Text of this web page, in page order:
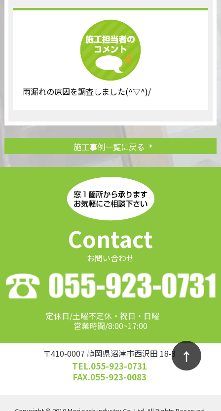
雨漏れの原因を調査しました(^▽^)/
施工事例一覧に戻る
Contact
お問い合わせ
定休日/土曜不定休・祝日・日曜
営業時間/8:00~17:00
〒410-0007 静岡県沼津市西沢田 18-3
TEL.055-923-0731
FAX.055-923-0083
↑